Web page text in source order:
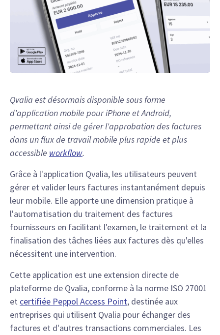
Qvalia est désormais disponible sous forme
d'application mobile pour iPhone et Android,
permettant ainsi de gérer l'approbation des factures
dans un flux de travail mobile plus rapide et plus
accessible workflow.
Grâce à l'application Qvalia, les utilisateurs peuvent
gérer et valider leurs factures instantanément depuis
leur mobile. Elle apporte une dimension pratique à
l'automatisation du traitement des factures
fournisseurs en facilitant l'examen, le traitement et la
finalisation des tâches liées aux factures dès qu'elles
nécessitent une intervention.
Cette application est une extension directe de
plateforme de Qvalia, conforme à la norme ISO 27001
et certifiée Peppol Access Point, destinée aux
entreprises qui utilisent Qvalia pour échanger des
factures et d'autres transactions commerciales. Les